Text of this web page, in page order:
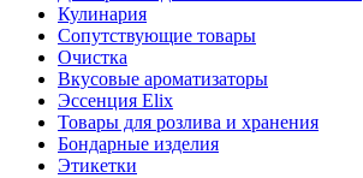
Кулинария
Сопутствующие товары
Очистка
Вкусовые ароматизаторы
Эссенция Elix
Товары для розлива и хранения
Бондарные изделия
Этикетки